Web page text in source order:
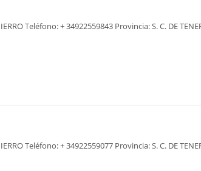
Teléfono: + 34922559843 Provincia: S. C. DE
Teléfono: + 34922559077 Provincia: S. C. DE